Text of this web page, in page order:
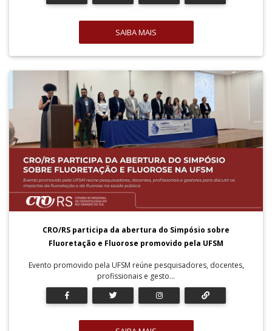
SAIBA MAIS
CRO/RS participa da abertura do Simpósio sobre
Fluoretação e Fluorose promovido pela UFSM
Evento promovido pela UFSM reúne pesquisadores, docentes,
profissionais e gesto...